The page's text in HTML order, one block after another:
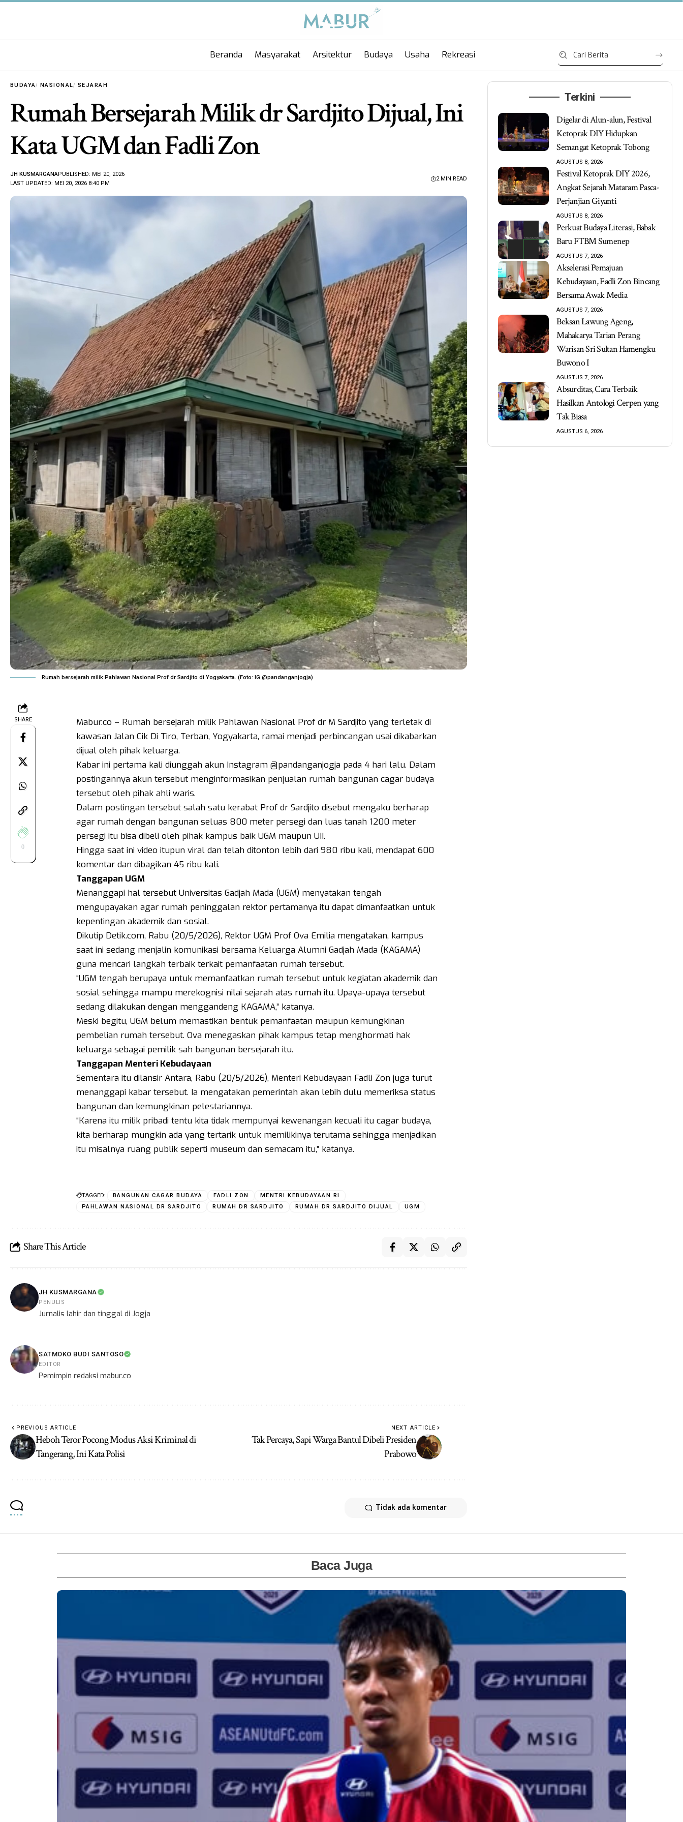
Beranda Masyarakat Arsitektur Budaya Usaha Rekreasi
BUDAYA NASIONAL SEJARAH
Rumah Bersejarah Milik dr Sardjito Dijual, Ini
Kata UGM dan Fadli Zon
LAST UPDATED: MEI 20, 2026 8:40 PM
JH KUSMARGANAPUBLISHED: MEI 20, 2026
2 MIN READ
Rumah bersejarah milik Pahlawan Nasional Prof dr Sardjito di Yogyakarta. (Foto: IG @pandanganjogja)
SHARE
0
Mabur.co – Rumah bersejarah milik Pahlawan Nasional Prof dr M Sardjito yang terletak di
kawasan Jalan Cik Di Tiro, Terban, Yogyakarta, ramai menjadi perbincangan usai dikabarkan
dijual oleh pihak keluarga.
Kabar ini pertama kali diunggah akun Instagram @pandanganjogja pada 4 hari lalu. Dalam
postingannya akun tersebut menginformasikan penjualan rumah bangunan cagar budaya
tersebut oleh pihak ahli waris.
Dalam postingan tersebut salah satu kerabat Prof dr Sardjito disebut mengaku berharap
agar rumah dengan bangunan seluas 800 meter persegi dan luas tanah 1200 meter
persegi itu bisa dibeli oleh pihak kampus baik UGM maupun UII.
Hingga saat ini video itupun viral dan telah ditonton lebih dari 980 ribu kali, mendapat 600
komentar dan dibagikan 45 ribu kali.
Tanggapan UGM
Menanggapi hal tersebut Universitas Gadjah Mada (UGM) menyatakan tengah
mengupayakan agar rumah peninggalan rektor pertamanya itu dapat dimanfaatkan untuk
kepentingan akademik dan sosial.
Dikutip Detik.com, Rabu (20/5/2026), Rektor UGM Prof Ova Emilia mengatakan, kampus
saat ini sedang menjalin komunikasi bersama Keluarga Alumni Gadjah Mada (KAGAMA)
guna mencari langkah terbaik terkait pemanfaatan rumah tersebut.
“UGM tengah berupaya untuk memanfaatkan rumah tersebut untuk kegiatan akademik dan
sosial sehingga mampu merekognisi nilai sejarah atas rumah itu. Upaya-upaya tersebut
sedang dilakukan dengan menggandeng KAGAMA,” katanya.
Meski begitu, UGM belum memastikan bentuk pemanfaatan maupun kemungkinan
pembelian rumah tersebut. Ova menegaskan pihak kampus tetap menghormati hak
keluarga sebagai pemilik sah bangunan bersejarah itu.
Tanggapan Menteri Kebudayaan
Sementara itu dilansir Antara, Rabu (20/5/2026), Menteri Kebudayaan Fadli Zon juga turut
menanggapi kabar tersebut. Ia mengatakan pemerintah akan lebih dulu memeriksa status
bangunan dan kemungkinan pelestariannya.
“Karena itu milik pribadi tentu kita tidak mempunyai kewenangan kecuali itu cagar budaya,
kita berharap mungkin ada yang tertarik untuk memilikinya terutama sehingga menjadikan
itu misalnya ruang publik seperti museum dan semacam itu,” katanya.
TAGGED: BANGUNAN CAGAR BUDAYA FADLI ZON
MENTRI KEBUDAYAAN RI
PAHLAWAN NASIONAL DR SARDJITO
RUMAH DR SARDJITO RUMAH DR SARDJITO DIJUAL UGM
Share This Article
JH KUSMARGANA
PENULIS
Jurnalis lahir dan tinggal di Jogja
SATMOKO BUDI SANTOSO
EDITOR
Pemimpin redaksi mabur.co
PREVIOUS ARTICLE
Heboh Teror Pocong Modus Aksi Kriminal di
Tangerang, Ini Kata Polisi
NEXT ARTICLE
Tak Percaya, Sapi Warga Bantul Dibeli Presiden
Prabowo
Tidak ada komentar
Terkini
Digelar di Alun-alun, Festival
Ketoprak DIY Hidupkan
Semangat Ketoprak Tobong
AGUSTUS 8, 2026
Festival Ketoprak DIY 2026,
Angkat Sejarah Mataram Pasca-
Perjanjian Giyanti
AGUSTUS 8, 2026
Perkuat Budaya Literasi, Babak
Baru FTBM Sumenep
AGUSTUS 7, 2026
Akselerasi Pemajuan
Kebudayaan, Fadli Zon Bincang
Bersama Awak Media
AGUSTUS 7, 2026
Beksan Lawung Ageng,
Mahakarya Tarian Perang
Warisan Sri Sultan Hamengku
Buwono I
AGUSTUS 7, 2026
Absurditas, Cara Terbaik
Hasilkan Antologi Cerpen yang
Tak Biasa
AGUSTUS 6, 2026
Baca Juga